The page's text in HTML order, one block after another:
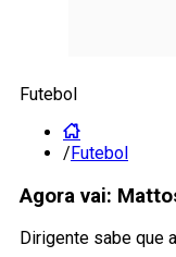
Futebol
/Futebol
Agora vai:
Dirigente sabe que